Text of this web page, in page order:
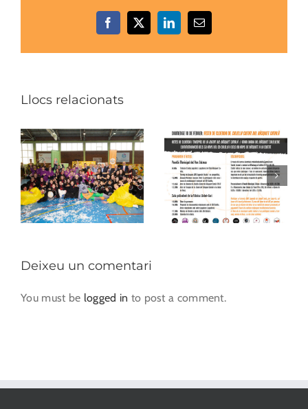
Facebook
X LinkedInEmail:
Llocs relacionats
Deixeu un comentari
You must be logged in to post a comment.